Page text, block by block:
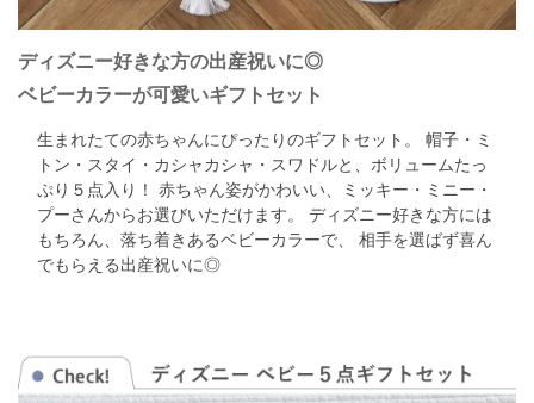
ディズニー好きな方の出産祝いに◎
ベビーカラーが可愛いギフトセット
生まれたての赤ちゃんにぴったりのギフトセット。
帽子・ミ
トン・スタイ・カシャカシャ・スワドルと、ボリュームたっ
ぷり５点入り！
赤ちゃん姿がかわいい、ミッキー・ミニー・
プーさんからお選びいただけます。
ディズニー好きな方には
もちろん、落ち着きあるベビーカラーで、
相手を選ばず喜ん
でもらえる出産祝いに◎